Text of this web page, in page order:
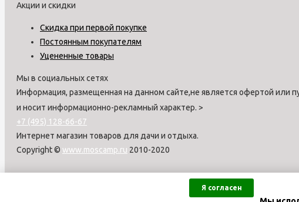
Я согласен
Акции и скидки
Скидка при первой покупке
Постоянным покупателям
Уцененные товары
Мы в социальных сетях
Информация, размещенная на данном сайте,не является офертой или
и носит информационно-рекламный характер. >
+7 (495) 128-66-67
Интернет магазин товаров для дачи и отдыха.
Copyright © www.moscamp.ru 2010-2020